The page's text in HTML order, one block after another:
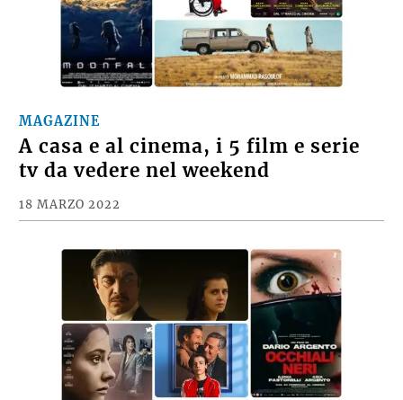
MAGAZINE
A casa e al cinema, i 5 film e serie
tv da vedere nel weekend
18 MARZO 2022